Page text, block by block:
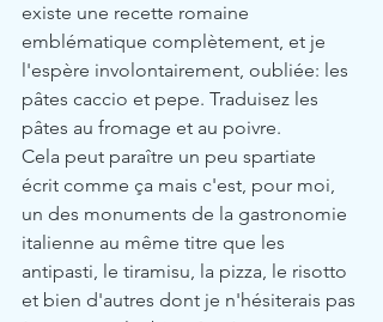
existe une recette romaine
emblématique complètement, et je
l'espère involontairement, oubliée: les
pâtes caccio et pepe. Traduisez les
pâtes au fromage et au poivre.
Cela peut paraître un peu spartiate
écrit comme ça mais c'est, pour moi,
un des monuments de la gastronomie
italienne au même titre que les
antipasti, le tiramisu, la pizza, le risotto
et bien d'autres dont je n'hésiterais pas